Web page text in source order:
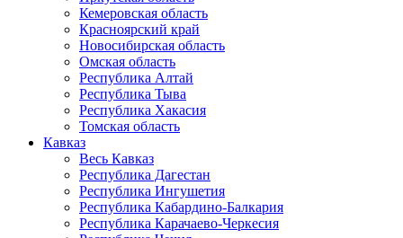
Кемеровская область
Красноярский край
Новосибирская область
Омская область
Республика Алтай
Республика Тыва
Республика Хакасия
Томская область
Кавказ
Весь Кавказ
Республика Дагестан
Республика Ингушетия
Республика Кабардино-Балкария
Республика Карачаево-Черкесия